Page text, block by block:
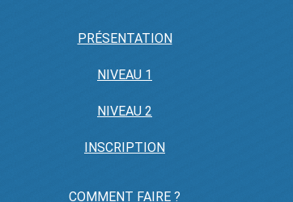
PRÉSENTATION
NIVEAU 1
NIVEAU 2
INSCRIPTION
COMMENT FAIRE ?